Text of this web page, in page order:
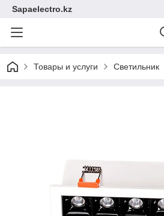
Sapaelectro.kz
Товары и услуги Светильник